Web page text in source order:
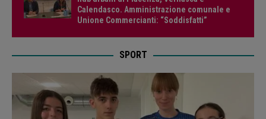
Calendasco. Amministrazione comunale e
Unione Commercianti: “Soddisfatti”
SPORT